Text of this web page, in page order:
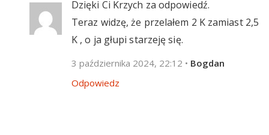
Dzięki Ci Krzych za odpowiedź.
Teraz widzę, że przelałem 2 K zamiast 2,5
K , o ja głupi starzeję się.
3 października 2024, 22:12 • Bogdan
Odpowiedz